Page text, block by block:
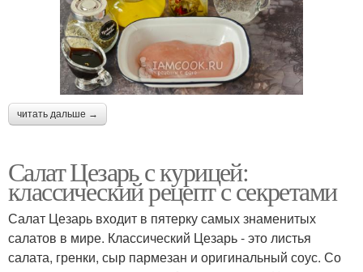
читать дальше →
Салат Цезарь с курицей:
классический рецепт с секретами
Салат Цезарь входит в пятерку самых знаменитых
салатов в мире. Классический Цезарь - это листья
салата, гренки, сыр пармезан и оригинальный соус. Со